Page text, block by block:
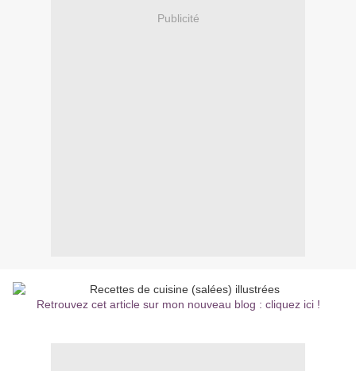
Publicité
Retrouvez cet article sur mon nouveau blog : cliquez ici !